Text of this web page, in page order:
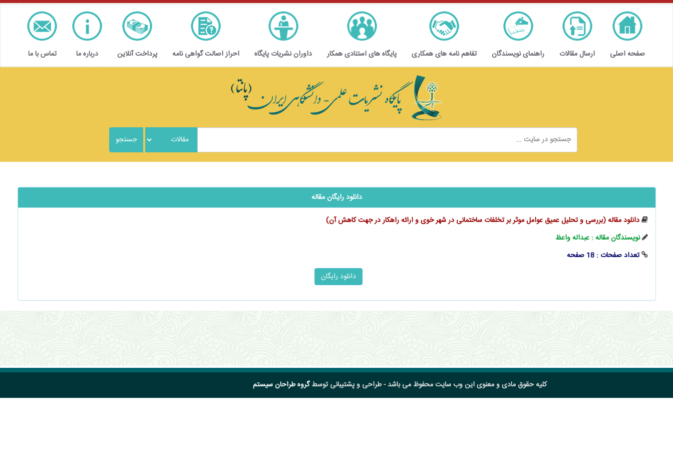
صفحه اصلی ارسال مقالات راهنمای نویسندگان تفاهم نامه های همکاری پایگاه های استنادی همکار داوران نشریات پایگاه احراز اصالت گواهی نامه پرداخت آنلاین درباره ما تماس با ما
دانلود رایگان مقاله
دانلود مقاله (بررسی و تحلیل عمیق عوامل موثر بر تخلفات ساختمانی در شهر خوی و ارائه راهکار در جهت کاهش آن)
نویسندگان مقاله : عبداله واعظ
تعداد صفحات : 18 صفحه
کلیه حقوق مادی و معنوی این وب سایت محفوظ می باشد - طراحی و پشتیبانی توسطگروه طراحان سیستم